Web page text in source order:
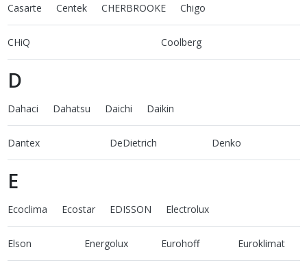
Casarte Centek CHERBROOKE Chigo
CHiQ Coolberg
D
Dahaci Dahatsu Daichi Daikin
Dantex DeDietrich Denko
E
Ecoclima Ecostar EDISSON Electrolux
Elson Energolux Eurohoff Euroklimat